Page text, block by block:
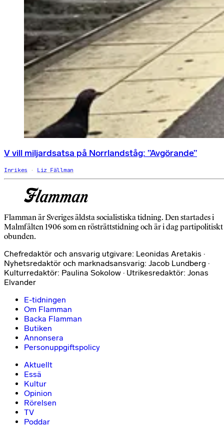
V vill miljardsatsa på Norrlandståg: ”Avgörande”
Inrikes Liz Fällman
Flamman är Sveriges äldsta socialistiska tidning. Den startades i
Malmfälten 1906 som en rösträttstidning och är i dag partipolitiskt
obunden.
Chefredaktör och ansvarig utgivare: Leonidas Aretakis ·
Nyhetsredaktör och marknadsansvarig: Jacob Lundberg ·
Kulturredaktör: Paulina Sokolow · Utrikesredaktör: Jonas
Elvander
E-tidningen
Om Flamman
Backa Flamman
Butiken
Annonsera
Personuppgiftspolicy
Aktuellt
Essä
Kultur
Opinion
Rörelsen
TV
Poddar